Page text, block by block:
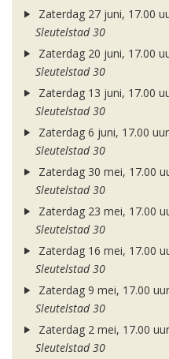
Zaterdag 27 juni, 17.00
Sleutelstad 30
Zaterdag 20 juni, 17.00
Sleutelstad 30
Zaterdag 13 juni, 17.00
Sleutelstad 30
Zaterdag 6 juni, 17.00 uur
Sleutelstad 30
Zaterdag 30 mei, 17.00
Sleutelstad 30
Zaterdag 23 mei, 17.00
Sleutelstad 30
Zaterdag 16 mei, 17.00
Sleutelstad 30
Zaterdag 9 mei, 17.00 uur
Sleutelstad 30
Zaterdag 2 mei, 17.00 uur
Sleutelstad 30